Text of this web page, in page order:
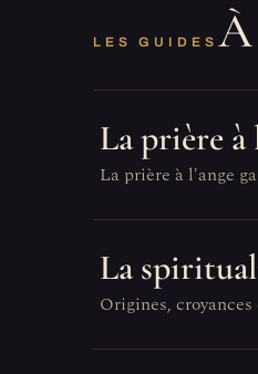
LES GUIDES
La prière à
La prière à l'ange
La
Origines,